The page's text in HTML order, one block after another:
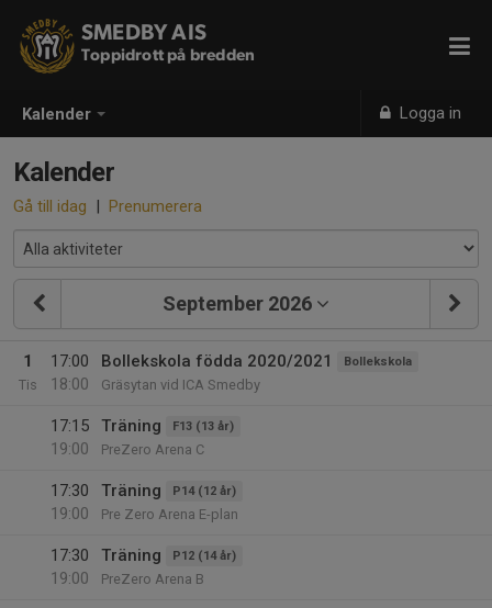
Kalender Logga in
SMEDBY AIS
Toppidrott på bredden
Kalender
Gå till idag | Prenumerera
September 2026
1
Tis
17:00
18:00
Bollekskola födda 2020/2021 Bollekskola
Gräsytan vid ICA Smedby
17:15
19:00
Träning F13 (13 år)
PreZero Arena C
17:30
19:00
Träning P14 (12 år)
Pre Zero Arena E-plan
17:30
19:00
Träning P12 (14 år)
PreZero Arena B